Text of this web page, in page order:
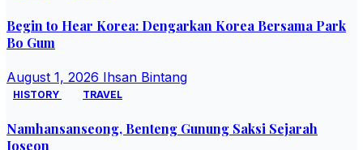
Begin to Hear Korea: Dengarkan Korea Bersama Park
Bo Gum
August 1, 2026 Ihsan Bintang
HISTORY TRAVEL
Namhansanseong, Benteng Gunung Saksi Sejarah
Joseon